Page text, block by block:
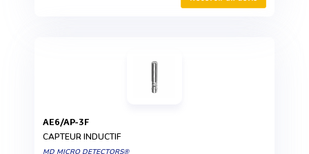
AE6/AP-3F
CAPTEUR INDUCTIF